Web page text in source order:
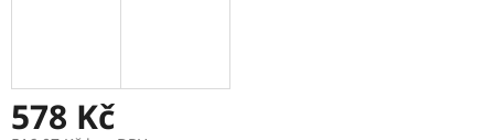
578 Kč